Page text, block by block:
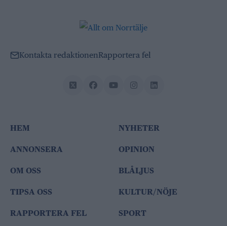
Kontakta redaktionenRapportera fel
HEM
ANNONSERA
OM OSS
TIPSA OSS
RAPPORTERA FEL
NYHETER
OPINION
BLÅLJUS
KULTUR/NÖJE
SPORT